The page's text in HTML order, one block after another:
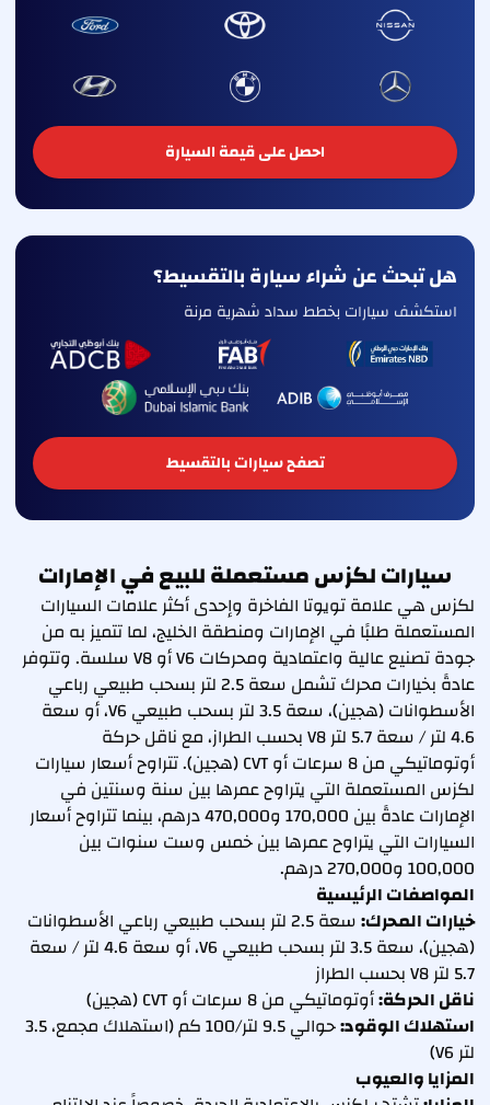
احصل على قيمة السيارة
هل تبحث عن شراء سيارة بالتقسيط؟
استكشف سيارات بخطط سداد شهرية مرنة
تصفح سيارات بالتقسيط
سيارات لكزس مستعملة للبيع في الإمارات
لكزس هي علامة تويوتا الفاخرة وإحدى أكثر علامات السيارات
المستعملة طلبًا في الإمارات ومنطقة الخليج، لما تتميز به من
جودة تصنيع عالية واعتمادية ومحركات V6 أو V8 سلسة. وتتوفر
عادةً بخيارات محرك تشمل سعة 2.5 لتر بسحب طبيعي رباعي
الأسطوانات (هجين)، سعة 3.5 لتر بسحب طبيعي V6، أو سعة
4.6 لتر / سعة 5.7 لتر V8 بحسب الطراز، مع ناقل حركة
أوتوماتيكي من 8 سرعات أو CVT (هجين). تتراوح أسعار سيارات
لكزس المستعملة التي يتراوح عمرها بين سنة وسنتين في
الإمارات عادةً بين 170,000 و470,000 درهم، بينما تتراوح أسعار
السيارات التي يتراوح عمرها بين خمس وست سنوات بين
100,000 و270,000 درهم.
المواصفات الرئيسية
خيارات المحرك:
سعة 2.5 لتر بسحب طبيعي رباعي الأسطوانات
(هجين)، سعة 3.5 لتر بسحب طبيعي V6، أو سعة 4.6 لتر / سعة
5.7 لتر V8 بحسب الطراز
ناقل الحركة:أوتوماتيكي من 8 سرعات أو CVT (هجين)
استهلاك الوقود:
حوالي 9.5 لتر/100 كم (استهلاك مجمع، 3.5
لتر V6)
المزايا والعيوب